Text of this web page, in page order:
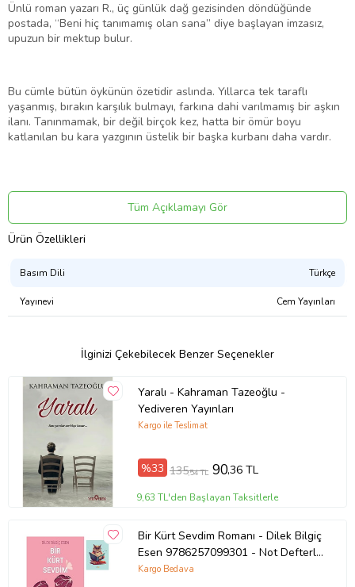
Ünlü roman yazarı R., üç günlük dağ gezisinden döndüğünde
postada, “Beni hiç tanımamış olan sana” diye başlayan imzasız,
upuzun bir mektup bulur.
Bu cümle bütün öykünün özetidir aslında. Yıllarca tek taraflı
yaşanmış, bırakın karşılık bulmayı, farkına dahi varılmamış bir aşkın
ilanı. Tanınmamak, bir değil birçok kez, hatta bir ömür boyu
katlanılan bu kara yazgının üstelik bir başka kurbanı daha vardır.
“… o gün beni tanımadığın için ilk kez acı duydum, senin tarafından
tanınmamak, bu yazgıyı bütün bir ömür yaşadım ve onunla da
öleceğim; tanınmamış, senin tarafından hâlâ tanınmamış bir şekilde.
Ürün Kodu: 9786052986356
Yazar: Stefan Zweig
Basım Yılı: 2021
Kapak Türü: Karton Kapak
Sayfa Sayısı: 72
Kağıt Cinsi: 2. Hamur
Çevirmen: Gülperi Sert
Tüm Açıklamayı Gör
Ürün Özellikleri
Basım Dili Türkçe
Yayınevi Cem Yayınları
İlginizi Çekebilecek Benzer Seçenekler
Yaralı - Kahraman Tazeoğlu -
Yediveren Yayınları
Kargo ile Teslimat
%33 135,54 TL 90,36 TL
9,63 TL'den Başlayan Taksitlerle
Bir Kürt Sevdim Romanı - Dilek Bilgiç
Esen 9786257099301 - Not Defterli
Seti (Renksiz)
Kargo Bedava